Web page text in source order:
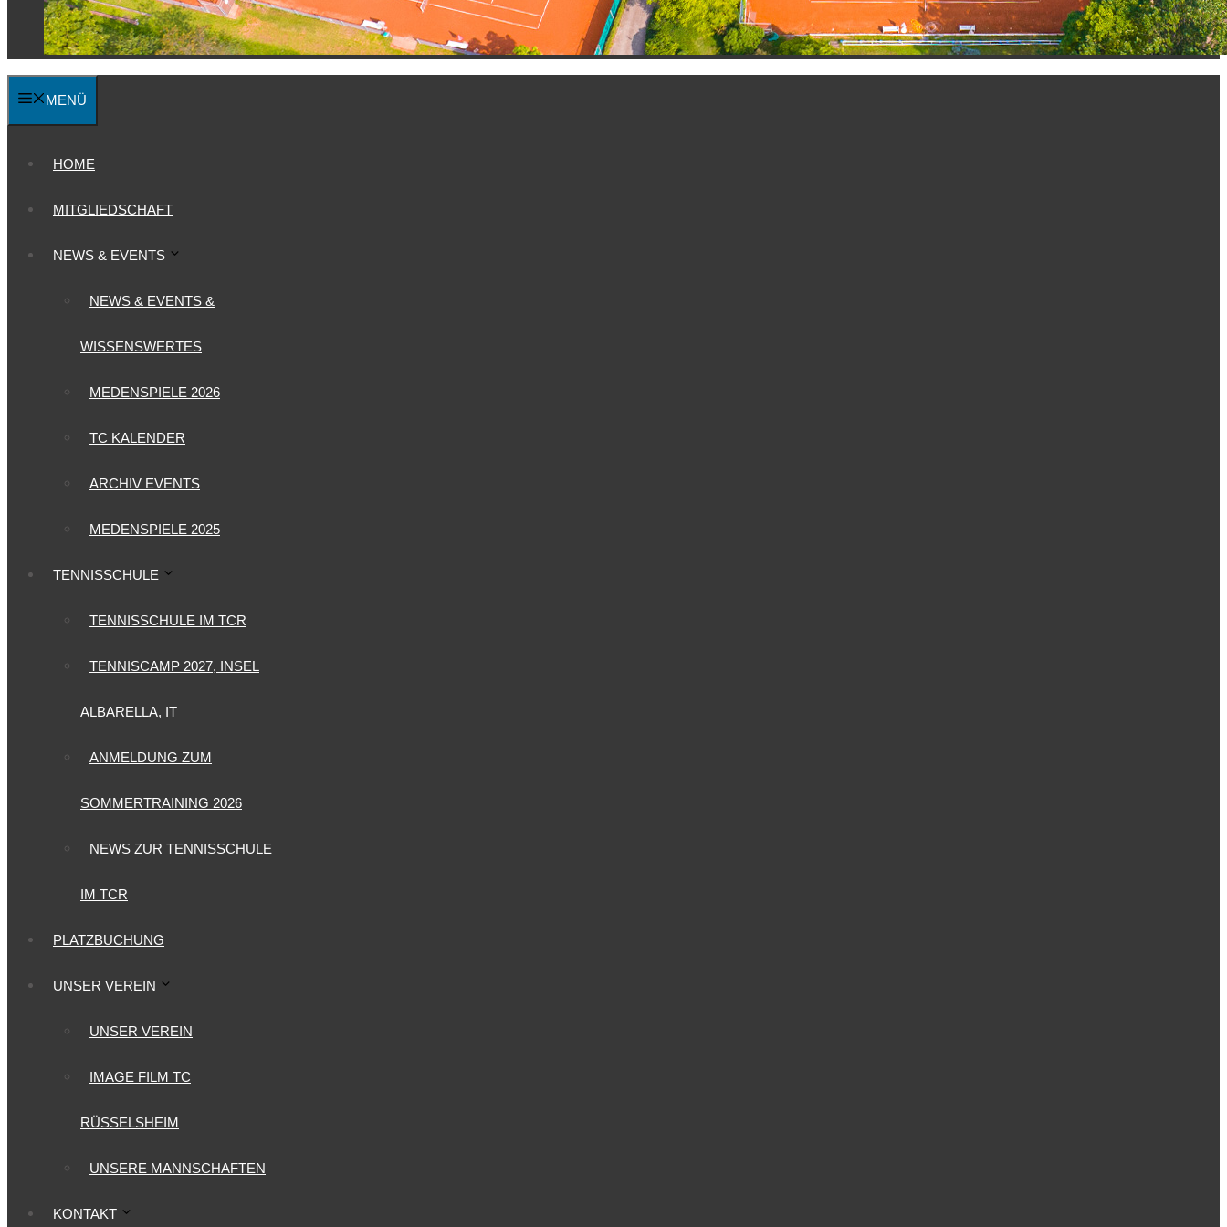
MENÜ
HOME
MITGLIEDSCHAFT
NEWS & EVENTS
NEWS & EVENTS &
WISSENSWERTES
MEDENSPIELE 2026
TC KALENDER
ARCHIV EVENTS
MEDENSPIELE 2025
TENNISSCHULE
TENNISSCHULE IM TCR
TENNISCAMP 2027, INSEL
ALBARELLA, IT
ANMELDUNG ZUM
SOMMERTRAINING 2026
NEWS ZUR TENNISSCHULE
IM TCR
PLATZBUCHUNG
UNSER VEREIN
UNSER VEREIN
IMAGE FILM TC
RÜSSELSHEIM
UNSERE MANNSCHAFTEN
KONTAKT